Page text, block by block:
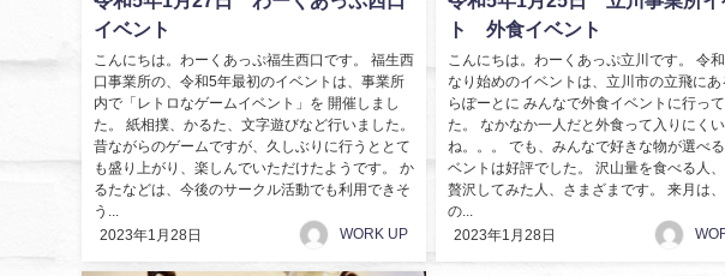
イベント
こんにちは。わーくあっぷ福生西口です。 福生西
口事業所の、令和5年最初のイベントは、事業所
内で「レトロなゲームイベント」を 開催しまし
た。 紙相撲、かるた、文字遊びなど行いました。
昔ながらのゲームですが、久しぶりに行うととて
も盛り上がり、楽しんでいただけたようです。 か
るたなどは、今後のサークル活動でも利用できそ
う...
2023年1月28日
WORK UP
ト 外食イベント
こんにちは。わーくあっぷ立川です。 令
なり始めのイベントは、立川市の立飛にあ
らぽーとに みんなで外食イベントに行っ
た。 なかなか一人だと外食って入りにく
ね。。。 でも、みんなで好きな物が選べ
ベントは好評でした。 沢山量を食べる人
贅沢してみた人、さまざまです。 来月は
の...
2023年1月28日